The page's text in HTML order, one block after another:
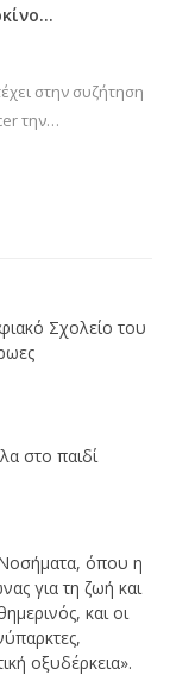
στην συζήτηση
την…
Σχολείο του
στο παιδί
όπου η
για τη ζωή και
και οι
οξυδέρκεια».